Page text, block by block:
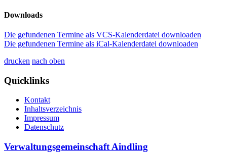
Downloads
Die gefundenen Termine als VCS-Kalenderdatei downloaden
Die gefundenen Termine als iCal-Kalenderdatei downloaden
drucken nach oben
Quicklinks
Kontakt
Inhaltsverzeichnis
Impressum
Datenschutz
Verwaltungsgemeinschaft Aindling